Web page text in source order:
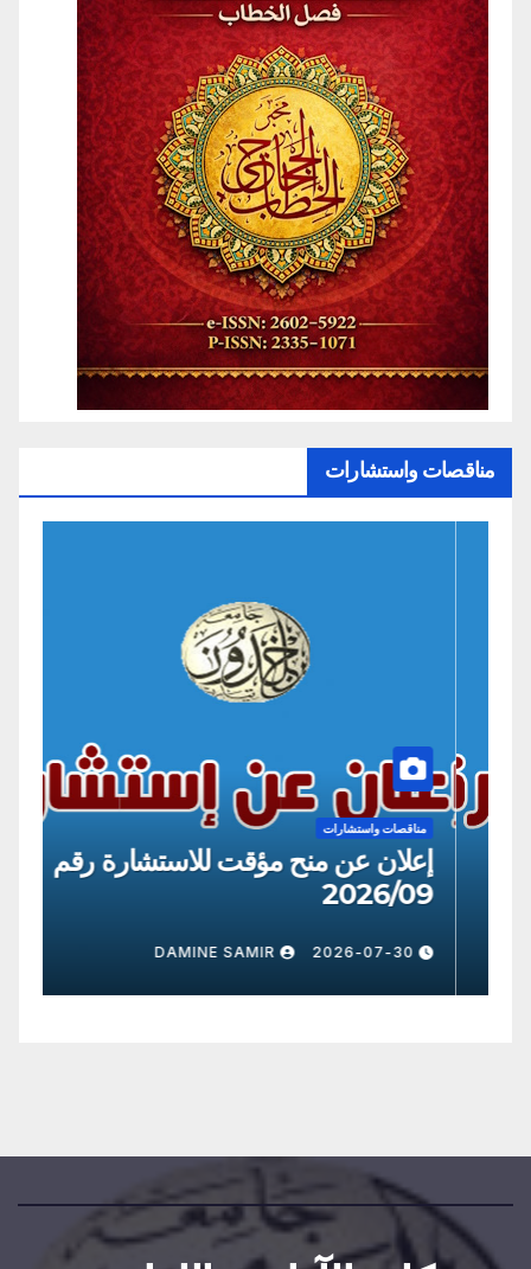
مناقصات واستشارات
مناقصات واستشارات
إعلان عن منح مؤقت للاستشارة رقم
2026/8
2026-07-30
DAMINE SAMIR